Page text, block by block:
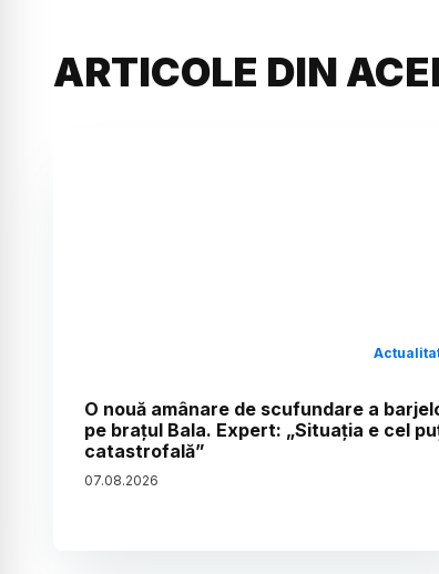
ARTICOLE DIN
O nouă amânare de scufundare a
pe brațul Bala. Expert: „Situația e cel
catastrofală”
07.08.2026